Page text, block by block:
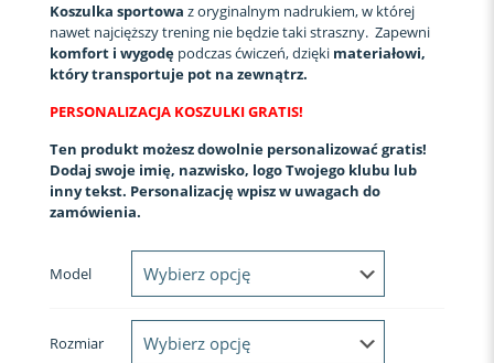
Koszulka sportowa z oryginalnym nadrukiem, w której
nawet najcięższy trening nie będzie taki straszny. Zapewni
komfort i wygodę podczas ćwiczeń, dzięki materiałowi,
który transportuje pot na zewnątrz.
PERSONALIZACJA KOSZULKI GRATIS!
Ten produkt możesz dowolnie personalizować gratis!
Dodaj swoje imię, nazwisko, logo Twojego klubu lub
inny tekst. Personalizację wpisz w uwagach do
zamówienia.
Model
Rozmiar